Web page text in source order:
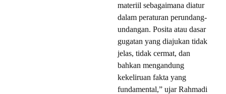
materiil sebagaimana diatur
dalam peraturan perundang-
undangan. Posita atau dasar
gugatan yang diajukan tidak
jelas, tidak cermat, dan
bahkan mengandung
kekeliruan fakta yang
fundamental,” ujar Rahmadi